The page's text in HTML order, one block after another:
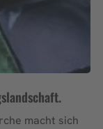
macht sich